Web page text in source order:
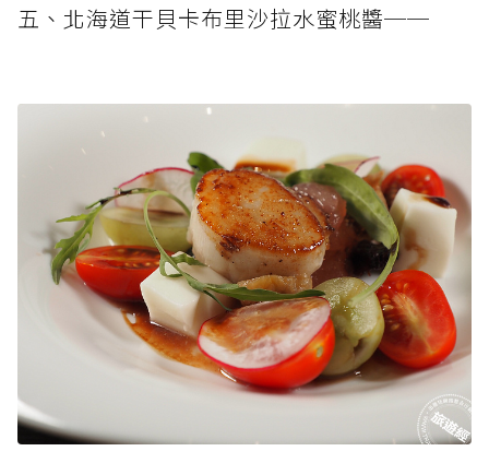
五、北海道干貝卡布里沙拉水蜜桃醬──